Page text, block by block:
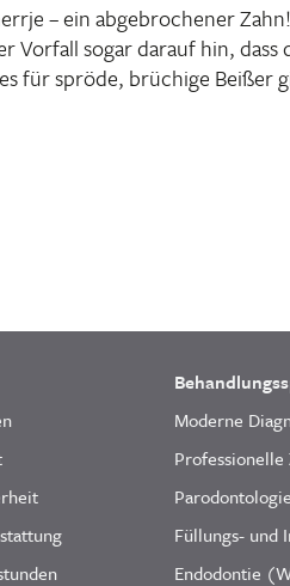
– ein abge­bro­chener
Vorfall sogar darauf hin,
für spröde, brüchige Beißer
Moderne
Parodontologie
Füllungs- und
Endodontie